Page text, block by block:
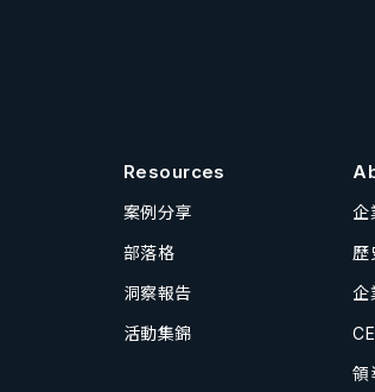
Resources
案例分享
部落格
洞察報告
活動集錦
企
歷
企
領